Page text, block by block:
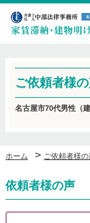
ご依頼者様
名古屋市70代男性（
ホーム > ご依頼者様の
依頼者様の声